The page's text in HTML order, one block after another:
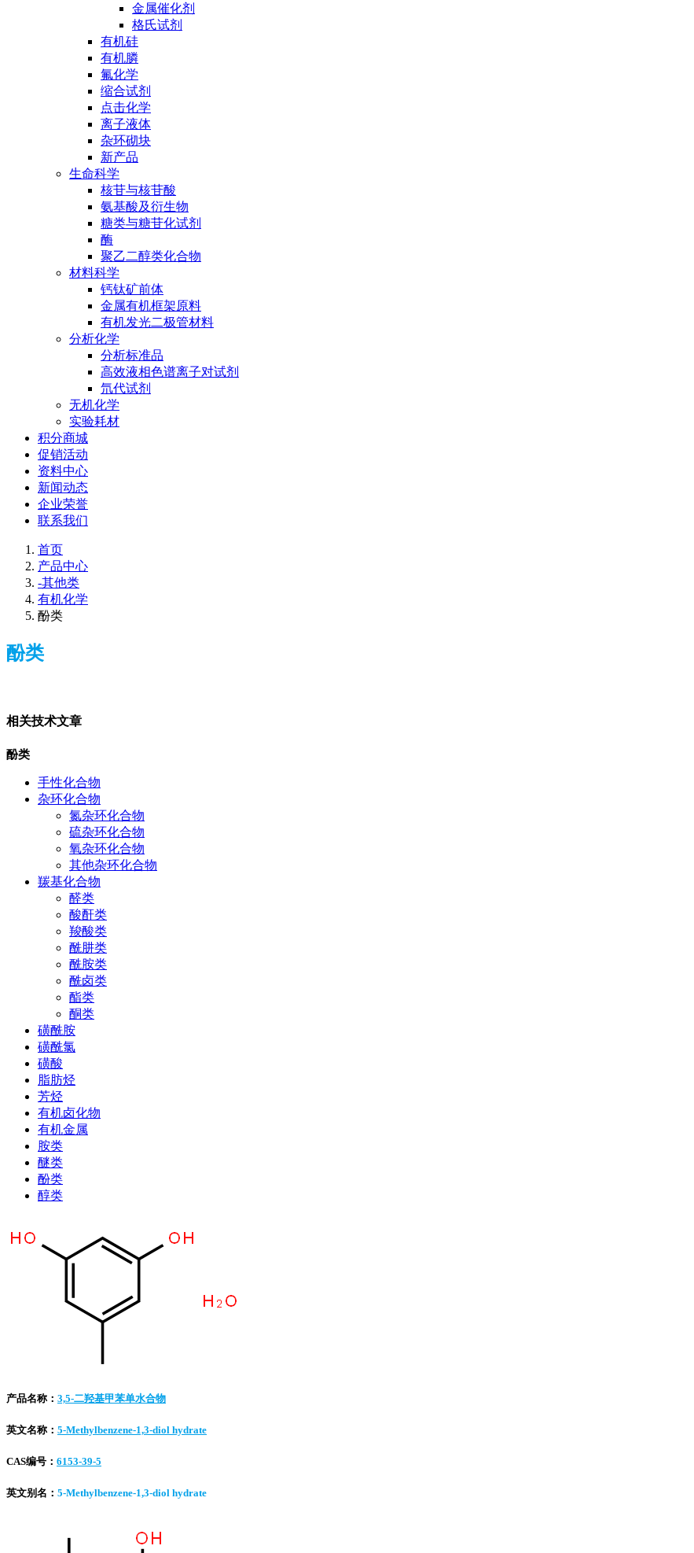
金属催化剂
格氏试剂
有机硅
有机膦
氟化学
缩合试剂
点击化学
离子液体
杂环砌块
新产品
生命科学
核苷与核苷酸
氨基酸及衍生物
糖类与糖苷化试剂
酶
聚乙二醇类化合物
材料科学
钙钛矿前体
金属有机框架原料
有机发光二极管材料
分析化学
分析标准品
高效液相色谱离子对试剂
氘代试剂
无机化学
实验耗材
积分商城
促销活动
资料中心
新闻动态
企业荣誉
联系我们
首页
产品中心
-其他类
有机化学
酚类
酚类
相关技术文章
酚类
手性化合物
杂环化合物
氮杂环化合物
硫杂环化合物
氧杂环化合物
其他杂环化合物
羰基化合物
醛类
酸酐类
羧酸类
酰肼类
酰胺类
酰卤类
酯类
酮类
磺酰胺
磺酰氯
磺酸
脂肪烃
芳烃
有机卤化物
有机金属
胺类
醚类
酚类
醇类
产品名称： 3,5-二羟基甲苯单水合物
英文名称： 5-Methylbenzene-1,3-diol hydrate
CAS编号： 6153-39-5
英文别名： 5-Methylbenzene-1,3-diol hydrate